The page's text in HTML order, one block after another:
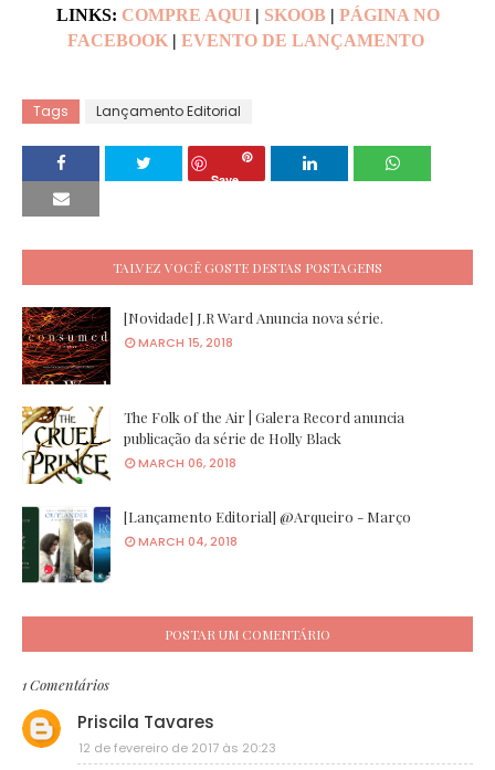
LINKS: COMPRE AQUI| SKOOB | PÁGINA NO
FACEBOOK| EVENTO DE LANÇAMENTO
Tags Lançamento Editorial
Save
TALVEZ VOCÊ GOSTE DESTAS POSTAGENS
[Novidade] J.R Ward Anuncia nova série.
MARCH 15, 2018
The Folk of the Air | Galera Record anuncia
publicação da série de Holly Black
MARCH 06, 2018
[Lançamento Editorial] @Arqueiro - Março
MARCH 04, 2018
POSTAR UM COMENTÁRIO
1 Comentários
Priscila Tavares
12 de fevereiro de 2017 às 20:23